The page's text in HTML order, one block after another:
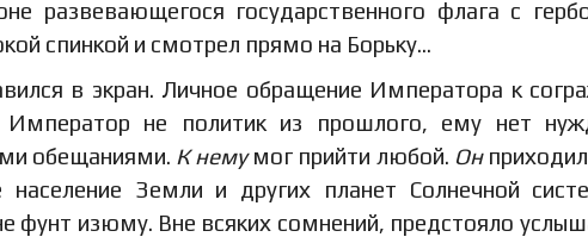
развевающегося государственного флага с
спинкой и смотрел прямо на Борьку…
в экран. Личное обращение Императора к
Император не политик из прошлого, ему нет
обещаниями. К немумог прийти любой. Он
население Земли и других планет Солнечной
фунт изюму. Вне всяких сомнений, предстояло